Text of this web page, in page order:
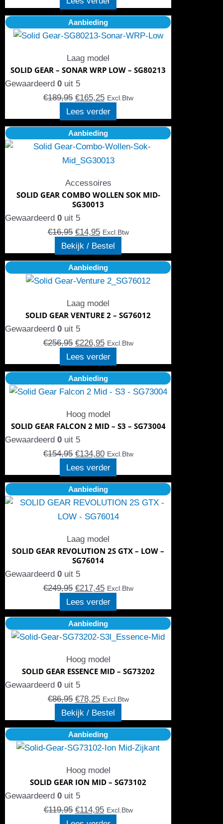
Aanbieding
Laag model
SOLID GEAR – SONAR WRP LOW – SG80213
Gewaardeerd 0 uit 5
€189,95
Oorspronkelijke
prijs
€189,95.
€165,25
Huidige
prijs
€165,25.
Excl.Btw
Lees verder
Aanbieding
Accessoires
SOLID GEAR COMBO WOLLEN SOK MID-
SG30013
Gewaardeerd 0 uit 5
€16,95
Oorspronkelijke
prijs
was:
€14,95
Huidige
prijs
is:
Excl.Btw
Bekijk / Bestel
Dit
product
heeft
variaties.
Deze
kan
gekozen
op
de
productpagina
Aanbieding
Laag model
SOLID GEAR VENTURE 2 – SG76012
Gewaardeerd 0 uit 5
€256,95
Oorspronkelijke
prijs
€256,95.
€226,95
Huidige
prijs
€226,95.
Excl.Btw
Lees verder
Aanbieding
Hoog model
SOLID GEAR FALCON 2 MID – S3 – SG73004
Gewaardeerd 0 uit 5
€154,95
Oorspronkelijke
prijs
€154,95.
€134,80
Huidige
prijs
€134,80.
Excl.Btw
Lees verder
Aanbieding
Laag model
SOLID GEAR REVOLUTION 2S GTX – LOW –
SG76014
Gewaardeerd 0 uit 5
€249,95
Oorspronkelijke
prijs
was:
€217,45
Huidige
prijs
is:
Excl.Btw
Lees verder
Aanbieding
Hoog model
SOLID GEAR ESSENCE MID – SG73202
Gewaardeerd 0 uit 5
€86,95
Oorspronkelijke
prijs
€86,95.
€78,25
Huidige
prijs
€78,25.
Excl.Btw
Bekijk / Bestel
Dit
product
meerdere
optie
kan
gekozen
worden
Aanbieding
Hoog model
SOLID GEAR ION MID – SG73102
Gewaardeerd 0 uit 5
€119,95
Oorspronkelijke
prijs
€119,95.
€114,95
Huidige
prijs
€114,95.
Excl.Btw